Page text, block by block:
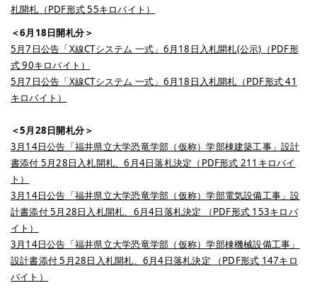
札開札（PDF形式 55キロバイト）
＜6月18日開札分＞
5月7日公告「X線CTシステム 一式」6月18日入札開札(公示)（PDF形
式 90キロバイト）
5月7日公告「X線CTシステム 一式」6月18日入札開札（PDF形式 41
キロバイト）
＜5月28日開札分＞
3月14日公告「福井県立大学恐竜学部（仮称）学部棟建築工事」設計
書添付 5月28日入札開札、6月4日落札決定（PDF形式 211キロバイ
ト）
3月14日公告「福井県立大学恐竜学部（仮称）学部電気設備工事」設
計書添付 5月28日入札開札、6月4日落札決定 （PDF形式 153キロバ
イト）
3月14日公告「福井県立大学恐竜学部（仮称）学部棟機械設備工事」
設計書添付 5月28日入札開札、6月4日落札決定 （PDF形式 147キロ
バイト）